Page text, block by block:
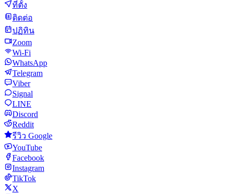
ที่ตั้ง
ติดต่อ
ปฏิทิน
Zoom
Wi-Fi
WhatsApp
Telegram
Viber
Signal
LINE
Discord
Reddit
รีวิว Google
YouTube
Facebook
Instagram
TikTok
X